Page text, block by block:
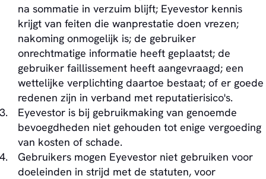
na sommatie in verzuim blijft; Eyevestor kennis
krijgt van feiten die wanprestatie doen vrezen;
nakoming onmogelijk is; de gebruiker
onrechtmatige informatie heeft geplaatst; de
gebruiker faillissement heeft aangevraagd; een
wettelijke verplichting daartoe bestaat; of er goede
redenen zijn in verband met reputatierisico's.
Eyevestor is bij gebruikmaking van genoemde
bevoegdheden niet gehouden tot enige vergoeding
van kosten of schade.
Gebruikers mogen Eyevestor niet gebruiken voor
doeleinden in strijd met de statuten, voor